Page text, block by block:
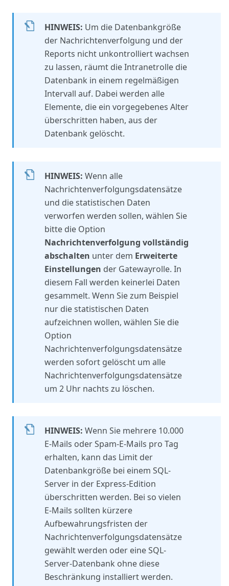
HINWEIS: Um die Datenbankgröße
der Nachrichtenverfolgung und der
Reports nicht unkontrolliert wachsen
zu lassen, räumt die Intranetrolle die
Datenbank in einem regelmäßigen
Intervall auf. Dabei werden alle
Elemente, die ein vorgegebenes Alter
überschritten haben, aus der
Datenbank gelöscht.
HINWEIS:Wenn alle
Nachrichtenverfolgungsdatensätze
und die statistischen Daten
verworfen werden sollen, wählen Sie
bitte die Option
Nachrichtenverfolgung vollständig
abschalten unter dem Erweiterte
Einstellungen der Gatewayrolle. In
diesem Fall werden keinerlei Daten
gesammelt. Wenn Sie zum Beispiel
nur die statistischen Daten
aufzeichnen wollen, wählen Sie die
Option
Nachrichtenverfolgungsdatensätze
werden sofort gelöscht um alle
Nachrichtenverfolgungsdatensätze
um 2 Uhr nachts zu löschen.
HINWEIS:Wenn Sie mehrere 10.000
E-Mails oder Spam-E-Mails pro Tag
erhalten, kann das Limit der
Datenbankgröße bei einem SQL-
Server in der Express-Edition
überschritten werden. Bei so vielen
E-Mails sollten kürzere
Aufbewahrungsfristen der
Nachrichtenverfolgungsdatensätze
gewählt werden oder eine SQL-
Server-Datenbank ohne diese
Beschränkung installiert werden.